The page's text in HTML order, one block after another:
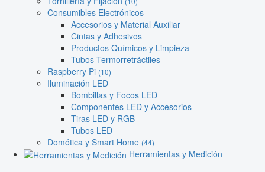
Consumibles Electrónicos
Accesorios y Material Auxiliar
Cintas y Adhesivos
Productos Químicos y Limpieza
Tubos Termorretráctiles
Raspberry Pi (10)
Iluminación LED
Bombillas y Focos LED
Componentes LED y Accesorios
Tiras LED y RGB
Tubos LED
Domótica y Smart Home (44)
Herramientas y Medición